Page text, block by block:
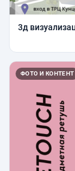
3д
ФОТО И КОНТЕНТ